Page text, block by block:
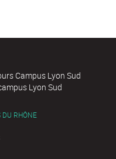
Campus Lyon Sud
Lyon Sud
DU RHÔNE